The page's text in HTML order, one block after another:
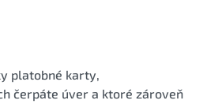
platobné karty,
čerpáte úver a ktoré zároveň